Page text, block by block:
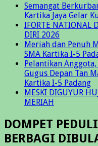
Semangat
Kartika Jaya Gelar
IFORTE NATIONAL
DIRI 2026
Meriah dan Penuh
SMA Kartika I-5
Pelantikan
Gugus Depan Tan
Kartika I-5 Padang
MESKI DIGUYUR
MERIAH
DOMPET
BERBAGI